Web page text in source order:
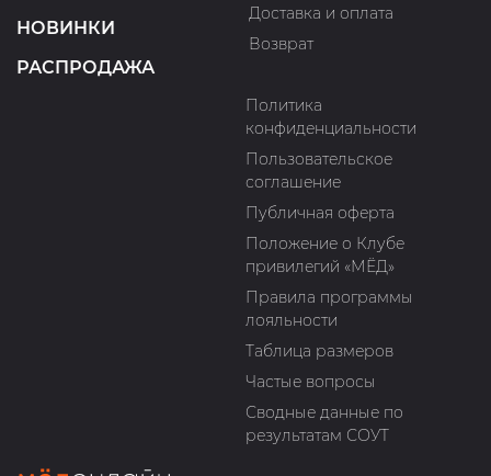
НОВИНКИ
РАСПРОДАЖА
Доставка и оплата
Возврат
Политика
конфиденциальности
Пользовательское
соглашение
Публичная оферта
Положение о Клубе
привилегий «МЁД»
Правила программы
лояльности
Таблица размеров
Частые вопросы
Сводные данные по
результатам СОУТ